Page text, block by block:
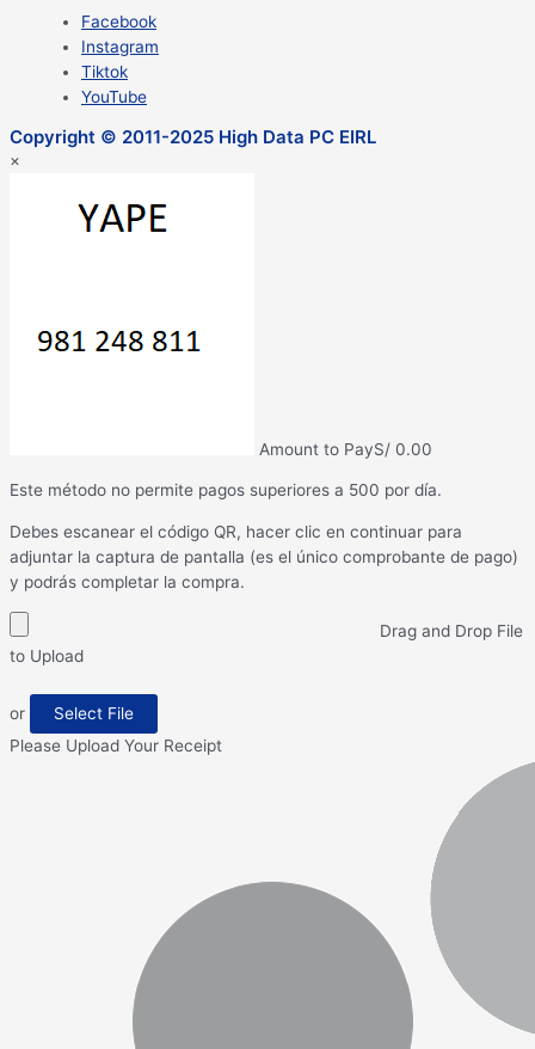
Facebook
Instagram
Tiktok
YouTube
Copyright © 2011-2025 High Data PC EIRL
×
Amount to PayS/ 0.00
Este método no permite pagos superiores a 500 por día.
Debes escanear el código QR, hacer clic en continuar para
adjuntar la captura de pantalla (es el único comprobante de pago)
y podrás completar la compra.
Drag and Drop File
to Upload
or
Select File
Please Upload Your Receipt